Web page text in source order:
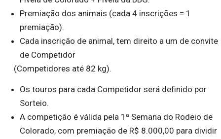
Premiação dos animais (cada 4 inscrições = 1
premiação).
Cada inscrição de animal, tem direito a um de convite
de Competidor
(Competidores até 82 kg).
Os touros para cada Competidor será definido por
Sorteio.
A competição é válida pela 1ª Semana do Rodeio de
Colorado, com premiação de R$ 8.000,00 para dividir